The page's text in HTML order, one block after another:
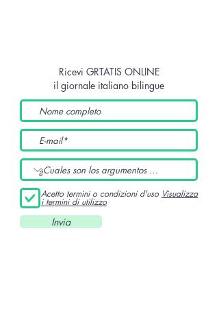
Ricevi GRTATIS ONLINE
il giornale italiano bilingue
Acetto termini o condizioni d'uso Visualizza
i termini di utilizzo
Invia